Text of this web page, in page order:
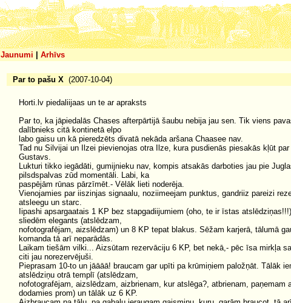
Jaunumi
Arhīvs
Par to pašu X (2007-10-04)
Horti.lv piedaliijaas un te ar apraksts
Par to, ka jāpiedalās Chases afterpārtijā šaubu nebija jau sen. Tik viens
dalībnieks citā kontinetā elpo
labo gaisu un kā pieredzēts divatā nekāda aršana Chaasee nav.
Tad nu Silvijai un Ilzei pievienojas otra Ilze, kura pusdienās piesakās kļūt
Gustavs.
Lukturi tikko iegādāti, gumijnieku nav, kompis atsakās darboties jau pie
pilsdspalvas zūd momentāli. Labi, ka
paspējām rūnas pārzīmēt.- Vēlāk lieti noderēja.
Vienojamies par iiszinjas signaalu, noziimeejam punktus, gandriiz pareizi
atsleegu un starc.
Iipashi apsargaatais 1 KP bez stapgadiijumiem (oho, te ir īstas
sliedēm elegants (atslēdzam,
nofotografējam, aizslēdzam) un 8 KP tepat blakus. Sēžam karjerā, tālumā
komanda tā arī neparādās.
Laikam tiešām vilki... Aizsūtam rezervāciju 6 KP, bet nekā,- pēc īsa mirkļa
citi jau norezervējuši.
Pieprasam 10-to un jāāāā! braucam gar upīti pa krūmiņiem paložņāt. Tālāk
atslēdziņu otrā templī (atslēdzam,
nofotografējam, aizslēdzam, aizbrienam, kur atslēga?, atbrienam, paņemam
dodamies prom) un tālāk uz 6 KP.